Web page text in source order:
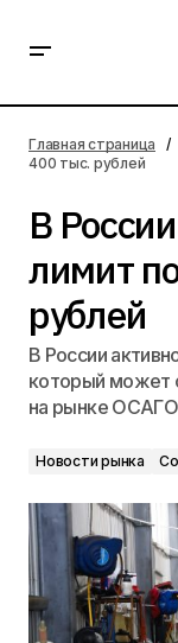
рублей
Главная страница
400 тыс. рублей
В
лимит
рублей
В России
который может
на рынке
Новости рынка